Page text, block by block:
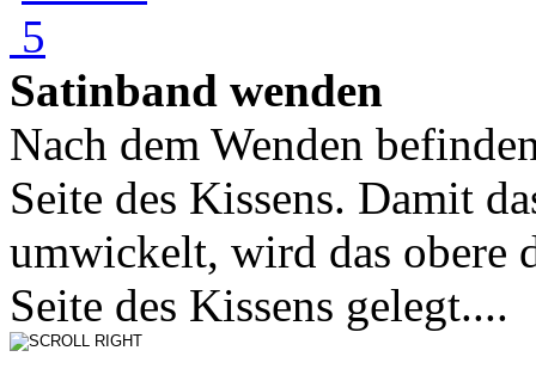
Satinband wenden
Nach dem Wenden
Seite des Kissens. Damit
umwickelt, wird das obere
Seite des Kissens gelegt....